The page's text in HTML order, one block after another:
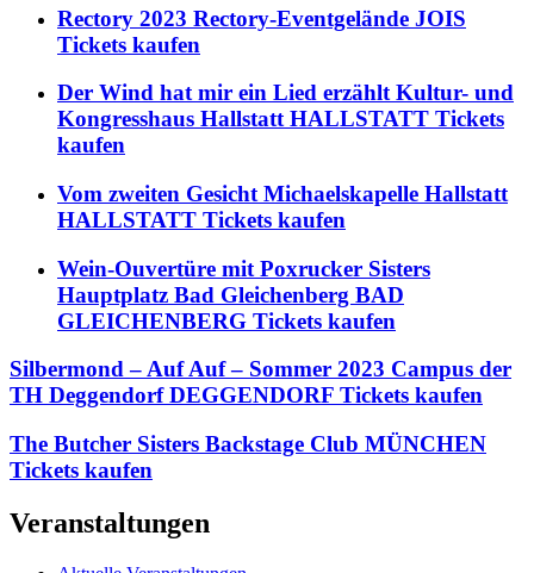
Rectory 2023 Rectory-Eventgelände JOIS
Tickets kaufen
Der Wind hat mir ein Lied erzählt Kultur- und
Kongresshaus Hallstatt HALLSTATT Tickets
kaufen
Vom zweiten Gesicht Michaelskapelle Hallstatt
HALLSTATT Tickets kaufen
Wein-Ouvertüre mit Poxrucker Sisters
Hauptplatz Bad Gleichenberg BAD
GLEICHENBERG Tickets kaufen
Silbermond – Auf Auf – Sommer 2023 Campus der
TH Deggendorf DEGGENDORF Tickets kaufen
The Butcher Sisters Backstage Club MÜNCHEN
Tickets kaufen
Veranstaltungen